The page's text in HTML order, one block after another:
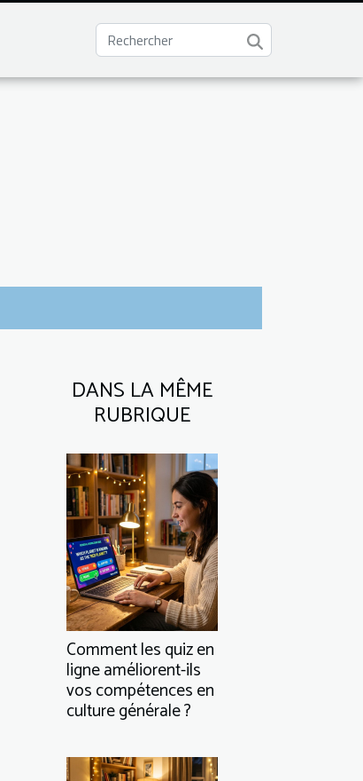
DANS LA MÊME
RUBRIQUE
Comment les quiz en
ligne améliorent-ils
vos compétences en
culture générale ?